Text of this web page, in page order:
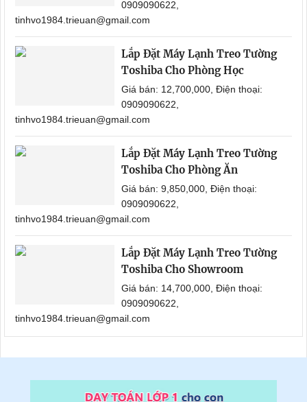
0909090622,
tinhvo1984.trieuan@gmail.com
Lắp Đặt Máy Lạnh Treo Tường
Toshiba Cho Phòng Học
Giá bán: 12,700,000, Điện thoại:
0909090622,
tinhvo1984.trieuan@gmail.com
Lắp Đặt Máy Lạnh Treo Tường
Toshiba Cho Phòng Ăn
Giá bán: 9,850,000, Điện thoại:
0909090622,
tinhvo1984.trieuan@gmail.com
Lắp Đặt Máy Lạnh Treo Tường
Toshiba Cho Showroom
Giá bán: 14,700,000, Điện thoại:
0909090622,
tinhvo1984.trieuan@gmail.com